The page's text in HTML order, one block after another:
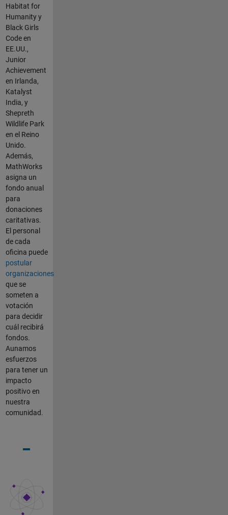
Habitat for
Humanity y
Black Girls
Code en
EE.UU.,
Junior
Achievement
en Irlanda,
Katalyst
India, y
Shepreth
Wildlife Park
en el Reino
Unido.
Además,
MathWorks
asigna un
fondo anual
para
donaciones
caritativas.
El personal
de cada
oficina puede
postular
organizaciones
que se
someten a
votación
para decidir
cuál recibirá
fondos.
Aunamos
esfuerzos
para tener un
impacto
positivo en
nuestra
comunidad.